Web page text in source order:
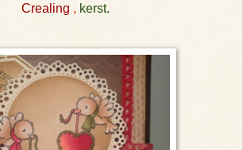
Crealing , kerst.